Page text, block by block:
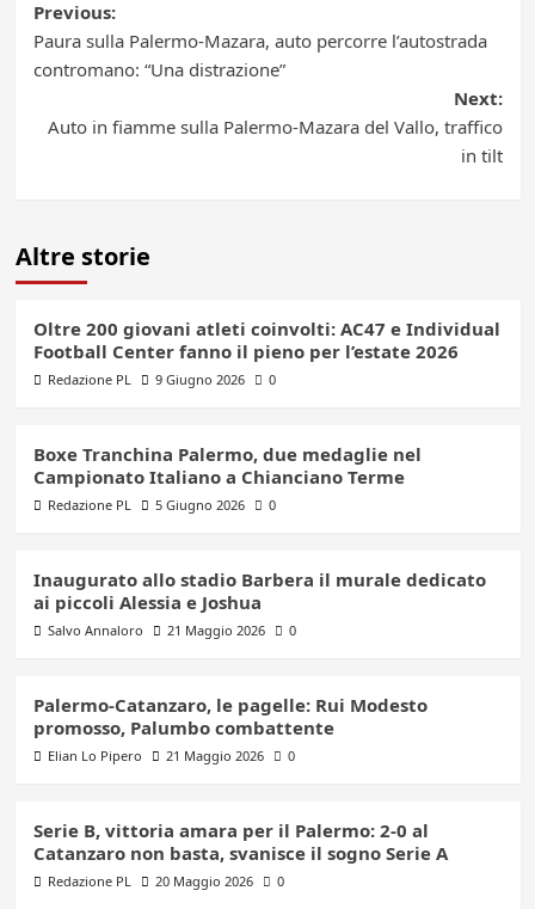
Post
navigation
Previous:
Paura sulla Palermo-Mazara, auto percorre l’autostrada
contromano: “Una distrazione”
Next:
Auto in fiamme sulla Palermo-Mazara del Vallo, traffico
in tilt
Altre storie
Oltre 200 giovani atleti coinvolti: AC47 e Individual
Football Center fanno il pieno per l’estate 2026
Redazione PL 9 Giugno 2026 0
Boxe Tranchina Palermo, due medaglie nel
Campionato Italiano a Chianciano Terme
Redazione PL 5 Giugno 2026 0
Inaugurato allo stadio Barbera il murale dedicato
ai piccoli Alessia e Joshua
Salvo Annaloro 21 Maggio 2026 0
Palermo-Catanzaro, le pagelle: Rui Modesto
promosso, Palumbo combattente
Elian Lo Pipero 21 Maggio 2026 0
Serie B, vittoria amara per il Palermo: 2-0 al
Catanzaro non basta, svanisce il sogno Serie A
Redazione PL 20 Maggio 2026 0